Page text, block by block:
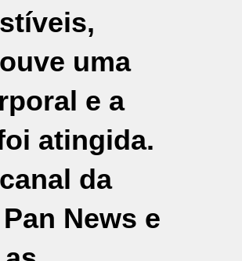
uma
e a
atingida.
da
News e